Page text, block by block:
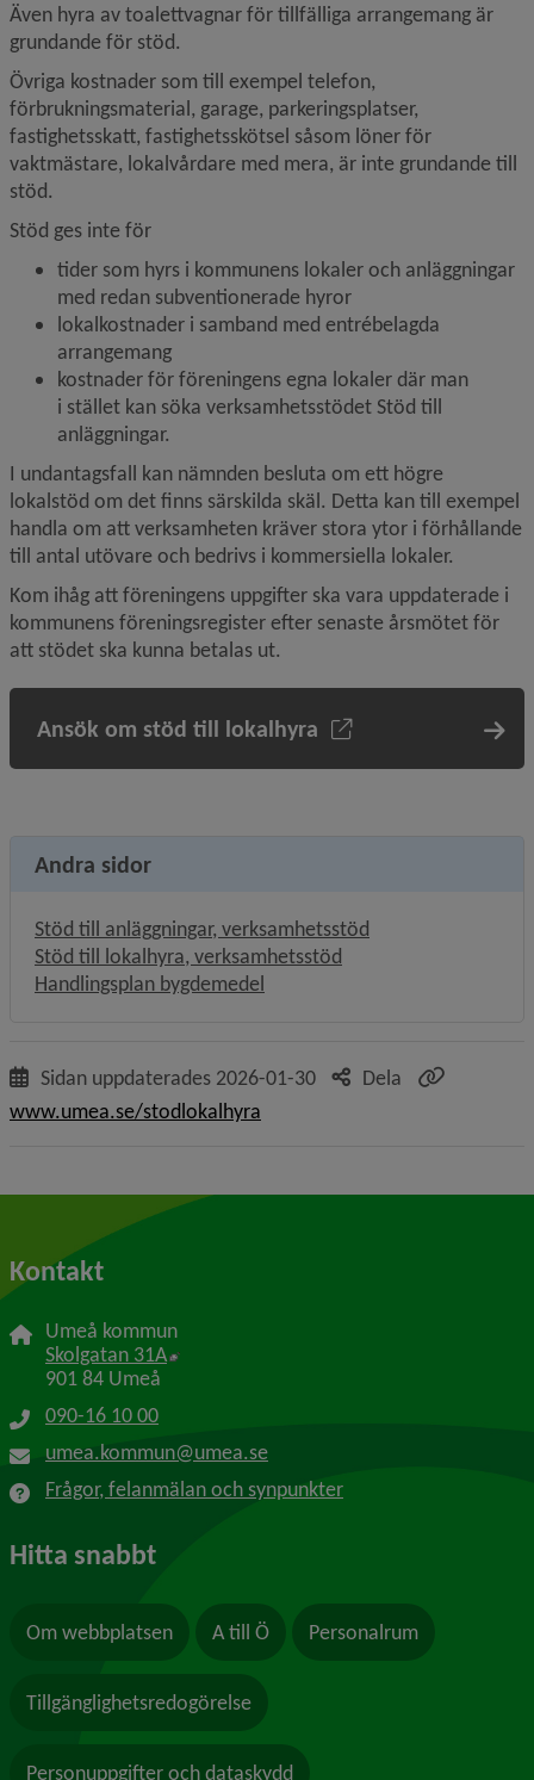
Även hyra av toalettvagnar för tillfälliga arrangemang är
grundande för stöd.
Övriga kostnader som till exempel telefon,
förbrukningsmaterial, garage, parkeringsplatser,
fastighetsskatt, fastighets­skötsel såsom löner för
vaktmästare, lokalvårdare med mera, är inte grundande till
stöd.
Stöd ges inte för
tider som hyrs i kommunens lokaler och anläggningar
med redan subventionerade hyror
lokalkostnader i samband med entrébelagda
arrangemang
kostnader för föreningens egna lokaler där man
i stället kan söka verksamhetsstödet Stöd till
anläggningar.
I undantagsfall kan nämnden besluta om ett högre
lokalstöd om det finns särskilda skäl. Detta kan till exempel
handla om att verksamheten kräver stora ytor i förhållande
till antal utövare och bedrivs i kommersiella lokaler.
Kom ihåg att föreningens uppgifter ska vara uppdaterade i
kommunens föreningsregister efter senaste årsmötet för
att stödet ska kunna betalas ut.
Ansök om stöd till lokalhyra
Andra sidor
Stöd till anläggningar, verksamhetsstöd
Stöd till lokalhyra, verksamhetsstöd
Handlingsplan bygdemedel
Sidan uppdaterades 2026-01-30
Dela
www.umea.se/stodlokalhyra
Kontakt
Umeå kommun
Skolgatan 31A Länk till annan webbplats, öppnas i nytt
901 84 Umeå
090-16 10 00
umea.kommun@umea.se
Frågor, felanmälan och synpunkter
Hitta snabbt
Om webbplatsen A till Ö Personalrum
Tillgänglighetsredogörelse
Personuppgifter och dataskydd